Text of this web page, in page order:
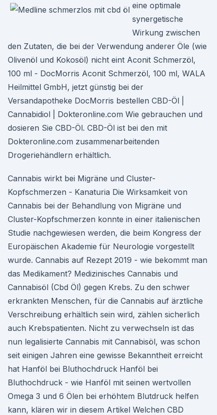
eine optimale
synergetische
Wirkung zwischen
den Zutaten, die bei der Verwendung anderer Öle (wie
Olivenöl und Kokosöl) nicht eint Aconit Schmerzöl,
100 ml - DocMorris Aconit Schmerzöl, 100 ml, WALA
Heilmittel GmbH, jetzt günstig bei der
Versandapotheke DocMorris bestellen CBD-Öl |
Cannabidiol | Dokteronline.com Wie gebrauchen und
dosieren Sie CBD-Öl. CBD-Öl ist bei den mit
Dokteronline.com zusammenarbeitenden
Drogeriehändlern erhältlich.
Cannabis wirkt bei Migräne und Cluster-
Kopfschmerzen - Kanaturia Die Wirksamkeit von
Cannabis bei der Behandlung von Migräne und
Cluster-Kopfschmerzen konnte in einer italienischen
Studie nachgewiesen werden, die beim Kongress der
Europäischen Akademie für Neurologie vorgestellt
wurde. Cannabis auf Rezept 2019 - wie bekommt man
das Medikament? Medizinisches Cannabis und
Cannabisöl (Cbd Öl) gegen Krebs. Zu den schwer
erkrankten Menschen, für die Cannabis auf ärztliche
Verschreibung erhältlich sein wird, zählen sicherlich
auch Krebspatienten. Nicht zu verwechseln ist das
nun legalisierte Cannabis mit Cannabisöl, was schon
seit einigen Jahren eine gewisse Bekanntheit erreicht
hat Hanföl bei Bluthochdruck Hanföl bei
Bluthochdruck - wie Hanföl mit seinen wertvollen
Omega 3 und 6 Ölen bei erhöhtem Blutdruck helfen
kann, klären wir in diesem Artikel Welchen CBD